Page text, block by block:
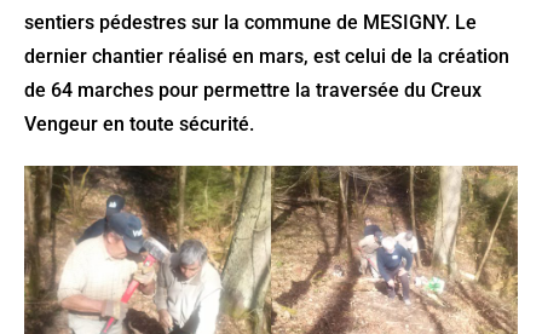
sentiers pédestres sur la commune de MESIGNY. Le
dernier chantier réalisé en mars, est celui de la création
de 64 marches pour permettre la traversée du Creux
Vengeur en toute sécurité.